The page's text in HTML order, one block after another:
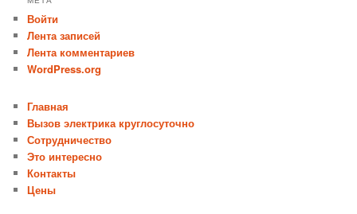
Войти
Лента записей
Лента комментариев
WordPress.org
Главная
Вызов электрика круглосуточно
Сотрудничество
Это интересно
Контакты
Цены